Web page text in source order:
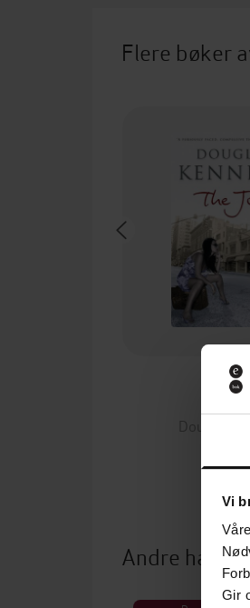
Vi
Gir
Flere bøker
130,-
Douglas
Andre har